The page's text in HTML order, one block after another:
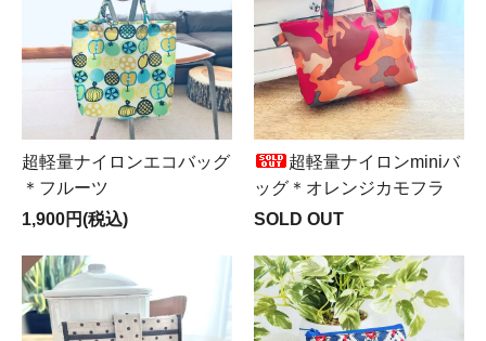
超軽量ナイロンエコバッグ
＊フルーツ
1,900円(税込)
超軽量ナイロンminiバ
ッグ＊オレンジカモフラ
SOLD OUT